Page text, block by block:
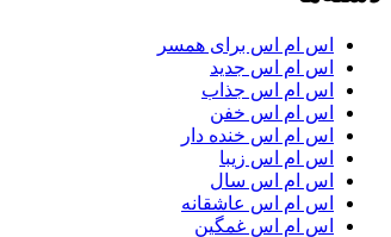
اس ام اس برای همسر
اس ام اس جدید
اس ام اس جذاب
اس ام اس خفن
اس ام اس خنده دار
اس ام اس زیبا
اس ام اس سال
اس ام اس عاشقانه
اس ام اس غمگین